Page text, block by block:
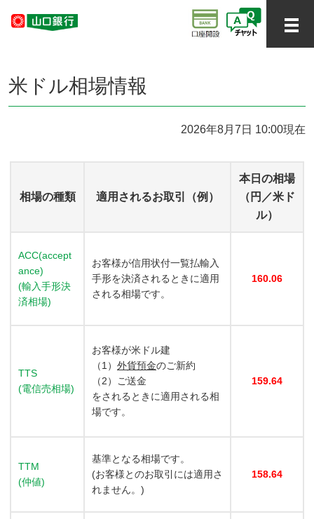
米ドル相場情報
2026年8月7日 10:00現在
相場の種類 適用されるお取引（例）
本日の相場
（円／米ド
ル）
ACC(accept
ance)
(輸入手形決
済相場)
お客様が信用状付一覧払輸入
手形を決済されるときに適用
される相場です。
160.06
TTS
(電信売相場)
お客様が米ドル建
（1） 外貨預金のご新約
（2）ご送金
をされるときに適用される相
場です。
159.64
TTM
(仲値)
基準となる相場です。
(お客様とのお取引には適用さ
れません。)
158.64